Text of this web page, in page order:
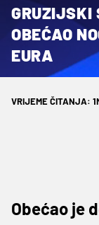
GRUZIJSKI
OBEĆAO
EURA
VRIJEME ČITANJA:
Obećao je